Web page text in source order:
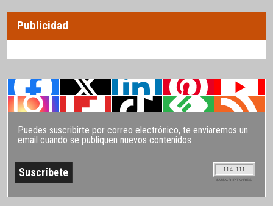
Publicidad
Puedes suscribirte por correo electrónico, te enviaremos un
email cuando se publiquen nuevos contenidos
114.111
SUSCRIPTORES